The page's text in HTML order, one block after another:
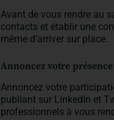
Avant de vous rendre au
contacts et établir une
même d’arriver sur place.
Annoncez votre présence
Annoncez votre
publiant sur LinkedIn et
professionnels à vous